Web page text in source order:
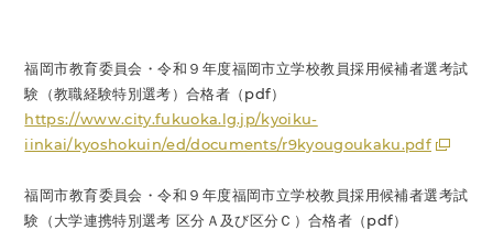
福岡市教育委員会・令和９年度福岡市立学校教員採用候補者選考試
験（教職経験特別選考）合格者（pdf）
https://www.city.fukuoka.lg.jp/kyoiku-
iinkai/kyoshokuin/ed/documents/r9kyougoukaku.pdf
福岡市教育委員会・令和９年度福岡市立学校教員採用候補者選考試
験（大学連携特別選考 区分Ａ及び区分Ｃ）合格者（pdf）